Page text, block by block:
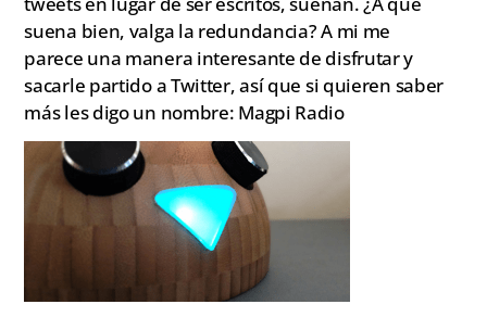
suena bien, valga la redundancia? A mi me
parece una manera interesante de disfrutar y
sacarle partido a Twitter, así que si quieren saber
más les digo un nombre: Magpi Radio